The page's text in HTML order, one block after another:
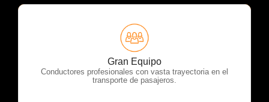
Gran Equipo
Conductores profesionales con vasta trayectoria en el
transporte de pasajeros.
OTP Servicios